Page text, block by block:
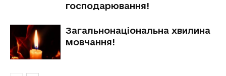
господарювання!
Загальнонаціональна хвилина
мовчання!